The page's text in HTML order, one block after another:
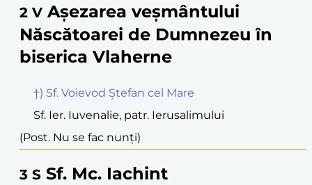
2 V Așezarea veșmântului
Născătoarei de Dumnezeu în
biserica Vlaherne
†) Sf. Voievod Ștefan cel Mare
Sf. Ier. Iuvenalie, patr. Ierusalimului
(Post. Nu se fac nunți)
3 S Sf. Mc. Iachint